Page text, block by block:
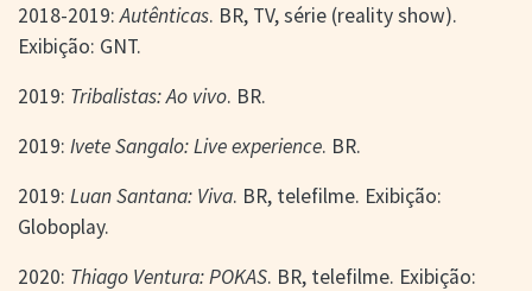
2018-2019:Autênticas. BR, TV, série (reality show).
Exibição: GNT.
2019: Tribalistas: Ao vivo. BR.
2019: Ivete Sangalo: Live experience. BR.
2019: Luan Santana: Viva. BR, telefilme. Exibição:
Globoplay.
2020: Thiago Ventura: POKAS. BR, telefilme. Exibição: